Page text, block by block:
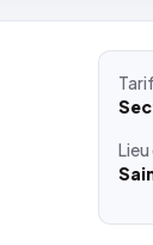
Tarif
Lieu